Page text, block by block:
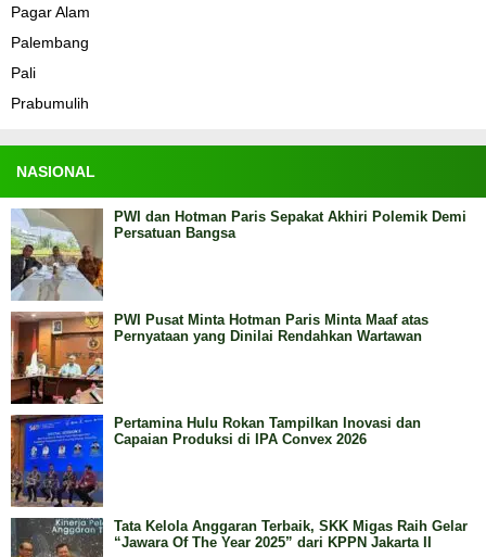
Pagar Alam
Palembang
Pali
Prabumulih
NASIONAL
PWI dan Hotman Paris Sepakat Akhiri Polemik Demi
Persatuan Bangsa
PWI Pusat Minta Hotman Paris Minta Maaf atas
Pernyataan yang Dinilai Rendahkan Wartawan
Pertamina Hulu Rokan Tampilkan Inovasi dan
Capaian Produksi di IPA Convex 2026
Tata Kelola Anggaran Terbaik, SKK Migas Raih Gelar
“Jawara Of The Year 2025” dari KPPN Jakarta II